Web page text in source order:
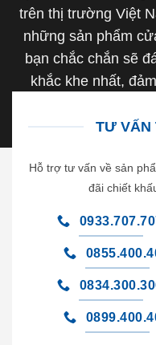
trên thị trường Việt
những sản phẩm
bạn chắc chắn sẽ
khắc khe nhất,
TƯ VẤN
Hỗ trợ tư vấn về sản
đãi chiết